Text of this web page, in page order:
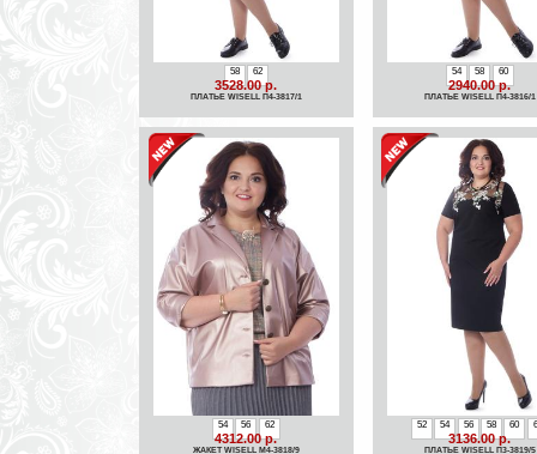
58 62
3528.00 р.
ПЛАТЬЕ WISELL П4-3817/1
54 58 60
2940.00 р.
ПЛАТЬЕ WISELL П4-3816/1
54 56 62
4312.00 р.
ЖАКЕТ WISELL М4-3818/9
52 54 56 58 60
3136.00 р.
ПЛАТЬЕ WISELL П3-3819/5